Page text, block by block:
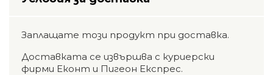
Заплащате този продукт при доставка.
Доставката се извършва с куриерски
фирми Еконт и Пигеон Експрес.